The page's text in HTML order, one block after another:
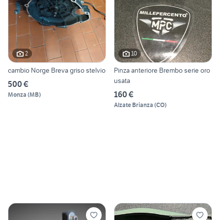
2
cambio Norge Breva griso stelvio
500 €
Monza (MB)
10
Pinza anteriore Brembo serie oro
usata
160 €
Alzate Brianza (CO)